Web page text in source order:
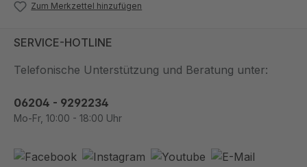
Zum Merkzettel hinzufügen
SERVICE-HOTLINE
Telefonische Unterstützung und Beratung unter:
06204 - 9292234
Mo-Fr, 10:00 - 18:00 Uhr